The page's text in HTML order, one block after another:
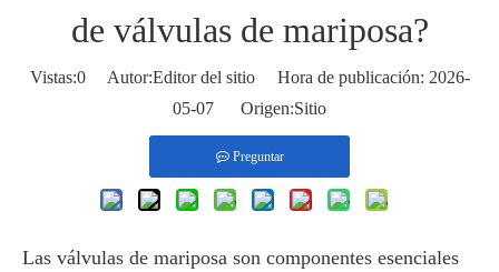
de válvulas de mariposa?
Vistas:0Autor:Editor del sitio Hora de publicación: 2026-
05-07 Origen:Sitio
Preguntar
Las válvulas de mariposa son componentes esenciales